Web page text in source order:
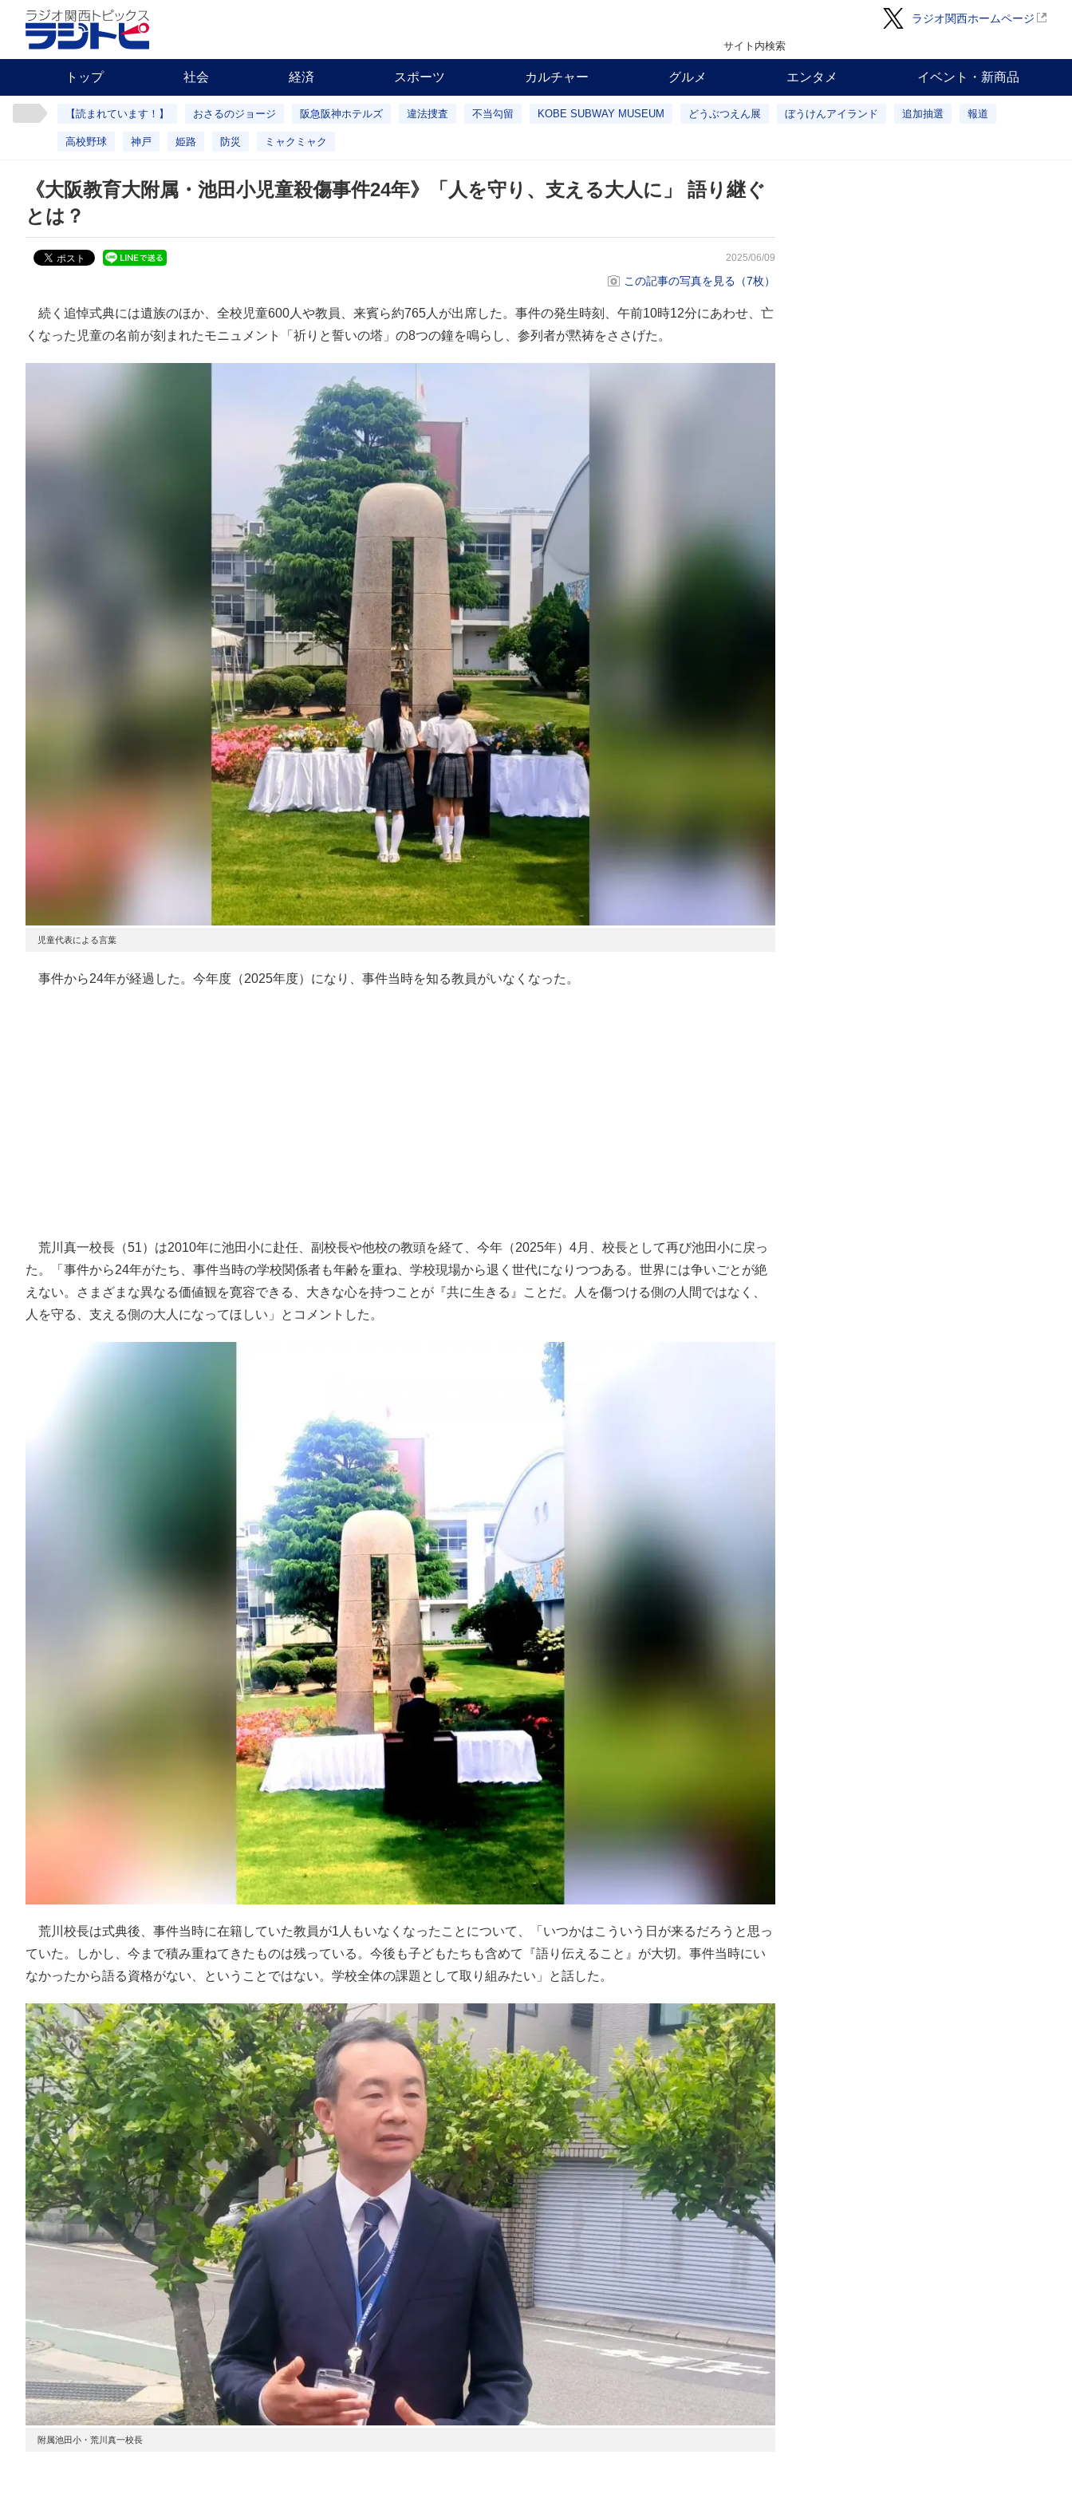
ラジオ関西ホームページ
サイト内検索
トップ 社会 経済 スポーツ カルチャー グルメ エンタメ イベント・新商品
【読まれています！】 おさるのジョージ 阪急阪神ホテルズ 違法捜査 不当勾留 KOBE SUBWAY MUSEUM どうぶつえん展 ぼうけんアイランド 追加抽選 報道
高校野球 神戸 姫路 防災 ミャクミャク
《大阪教育大附属・池田小児童殺傷事件24年》「人を守り、支える大人に」 語り継ぐ
とは？
2025/06/09
この記事の写真を見る（7枚）
続く追悼式典には遺族のほか、全校児童600人や教員、来賓ら約765人が出席した。事件の発生時刻、午前10時12分にあわせ、亡
くなった児童の名前が刻まれたモニュメント「祈りと誓いの塔」の8つの鐘を鳴らし、参列者が黙祷をささげた。
児童代表による言葉
事件から24年が経過した。今年度（2025年度）になり、事件当時を知る教員がいなくなった。
荒川真一校長（51）は2010年に池田小に赴任、副校長や他校の教頭を経て、今年（2025年）4月、校長として再び池田小に戻っ
た。「事件から24年がたち、事件当時の学校関係者も年齢を重ね、学校現場から退く世代になりつつある。世界には争いごとが絶
えない。さまざまな異なる価値観を寛容できる、大きな心を持つことが『共に生きる』ことだ。人を傷つける側の人間ではなく、
人を守る、支える側の大人になってほしい」とコメントした。
荒川校長は式典後、事件当時に在籍していた教員が1人もいなくなったことについて、「いつかはこういう日が来るだろうと思っ
ていた。しかし、今まで積み重ねてきたものは残っている。今後も子どもたちも含めて『語り伝えること』が大切。事件当時にい
なかったから語る資格がない、ということではない。学校全体の課題として取り組みたい」と話した。
附属池田小・荒川真一校長